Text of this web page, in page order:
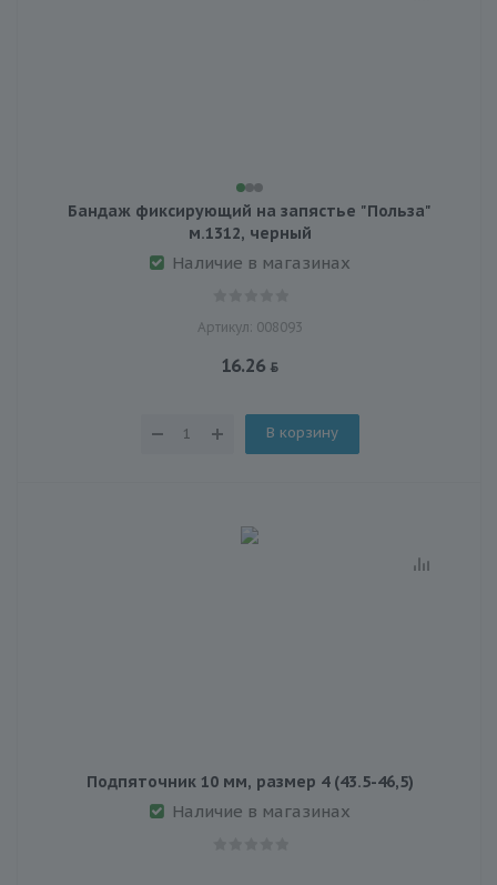
Бандаж фиксирующий на запястье "Польза"
м.1312, черный
Наличие в магазинах
Артикул: 008093
16.26
В корзину
Подпяточник 10 мм, размер 4 (43.5-46,5)
Наличие в магазинах